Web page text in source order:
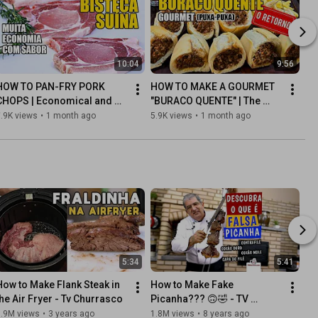
10:04
TO PAN-FRY PORK
| Economical and
views • 1 month ago
9:56
HOW TO MAKE A GOURMET
"BURACO QUENTE" | The
Snack That Never Goes Out
5.9K views • 1 month ago
5:34
to Make Flank Steak in
Air Fryer - Tv Churrasco
views • 3 years ago
5:41
How to Make Fake
Picanha??? 🙃🤣 - TV
Churrasco
1.8M views • 8 years ago